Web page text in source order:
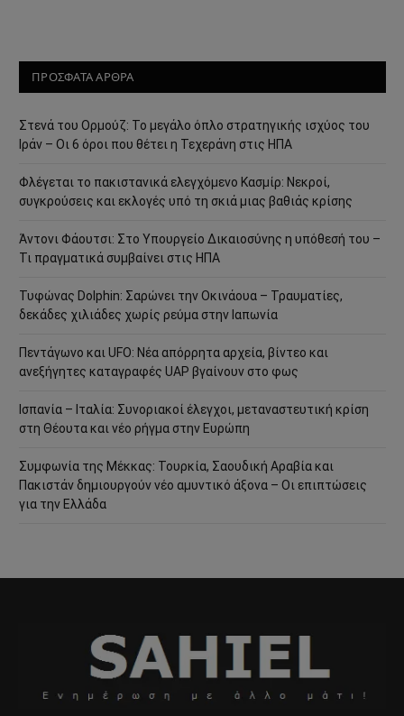
ΠΡΟΣΦΑΤΑ ΑΡΘΡΑ
Στενά του Ορμούζ: Το μεγάλο όπλο στρατηγικής ισχύος του
Ιράν – Οι 6 όροι που θέτει η Τεχεράνη στις ΗΠΑ
Φλέγεται το πακιστανικά ελεγχόμενο Κασμίρ: Νεκροί,
συγκρούσεις και εκλογές υπό τη σκιά μιας βαθιάς κρίσης
Άντονι Φάουτσι: Στο Υπουργείο Δικαιοσύνης η υπόθεσή του –
Τι πραγματικά συμβαίνει στις ΗΠΑ
Τυφώνας Dolphin: Σαρώνει την Οκινάουα – Τραυματίες,
δεκάδες χιλιάδες χωρίς ρεύμα στην Ιαπωνία
Πεντάγωνο και UFO: Νέα απόρρητα αρχεία, βίντεο και
ανεξήγητες καταγραφές UAP βγαίνουν στο φως
Ισπανία – Ιταλία: Συνοριακοί έλεγχοι, μεταναστευτική κρίση
στη Θέουτα και νέο ρήγμα στην Ευρώπη
Συμφωνία της Μέκκας: Τουρκία, Σαουδική Αραβία και
Πακιστάν δημιουργούν νέο αμυντικό άξονα – Οι επιπτώσεις
για την Ελλάδα